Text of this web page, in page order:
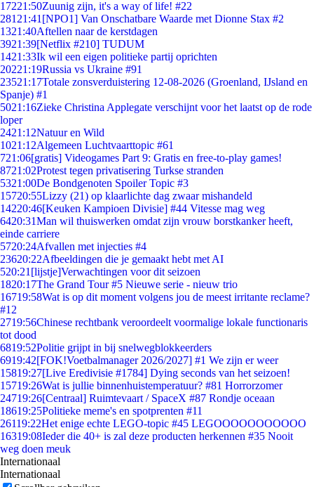
17221:50Zuunig zijn, it's a way of life! #22
281 21:41 [NPO1] Van Onschatbare Waarde met Dionne Stax #2
1321:40Aftellen naar de kerstdagen
3921:39[Netflix #210] TUDUM
1421:33Ik wil een eigen politieke partij oprichten
20221:19Russia vs Ukraine #91
23521:17Totale zonsverduistering 12-08-2026 (Groenland, IJsland en
Spanje) #1
5021:16Zieke Christina Applegate verschijnt voor het laatst op de rode
loper
2421:12Natuur en Wild
1021:12Algemeen Luchtvaarttopic #61
721:06[gratis] Videogames Part 9: Gratis en free-to-play games!
8721:02Protest tegen privatisering Turkse stranden
5321:00De Bondgenoten Spoiler Topic #3
15720:55Lizzy (21) op klaarlichte dag zwaar mishandeld
14220:46[Keuken Kampioen Divisie] #44 Vitesse mag weg
6420:31Man wil thuiswerken omdat zijn vrouw borstkanker heeft,
einde carriere
5720:24Afvallen met injecties #4
23620:22Afbeeldingen die je gemaakt hebt met AI
520:21 [lijstje]Verwachtingen voor dit seizoen
1820:17The Grand Tour #5 Nieuwe serie - nieuw trio
16719:58Wat is op dit moment volgens jou de meest irritante reclame?
#12
2719:56Chinese rechtbank veroordeelt voormalige lokale functionaris
tot dood
6819:52Politie grijpt in bij snelwegblokkeerders
6919:42[FOK!Voetbalmanager 2026/2027] #1 We zijn er weer
15819:27[Live Eredivisie #1784] Dying seconds van het seizoen!
15719:26Wat is jullie binnenhuistemperatuur? #81 Horrorzomer
24719:26[Centraal] Ruimtevaart / SpaceX #87 Rondje oceaan
18619:25Politieke meme's en spotprenten #11
26119:22Het enige echte LEGO-topic #45 LEGOOOOOOOOOOO
16319:08Ieder die 40+ is zal deze producten herkennen #35 Nooit
weg doen meuk
Internationaal
Internationaal